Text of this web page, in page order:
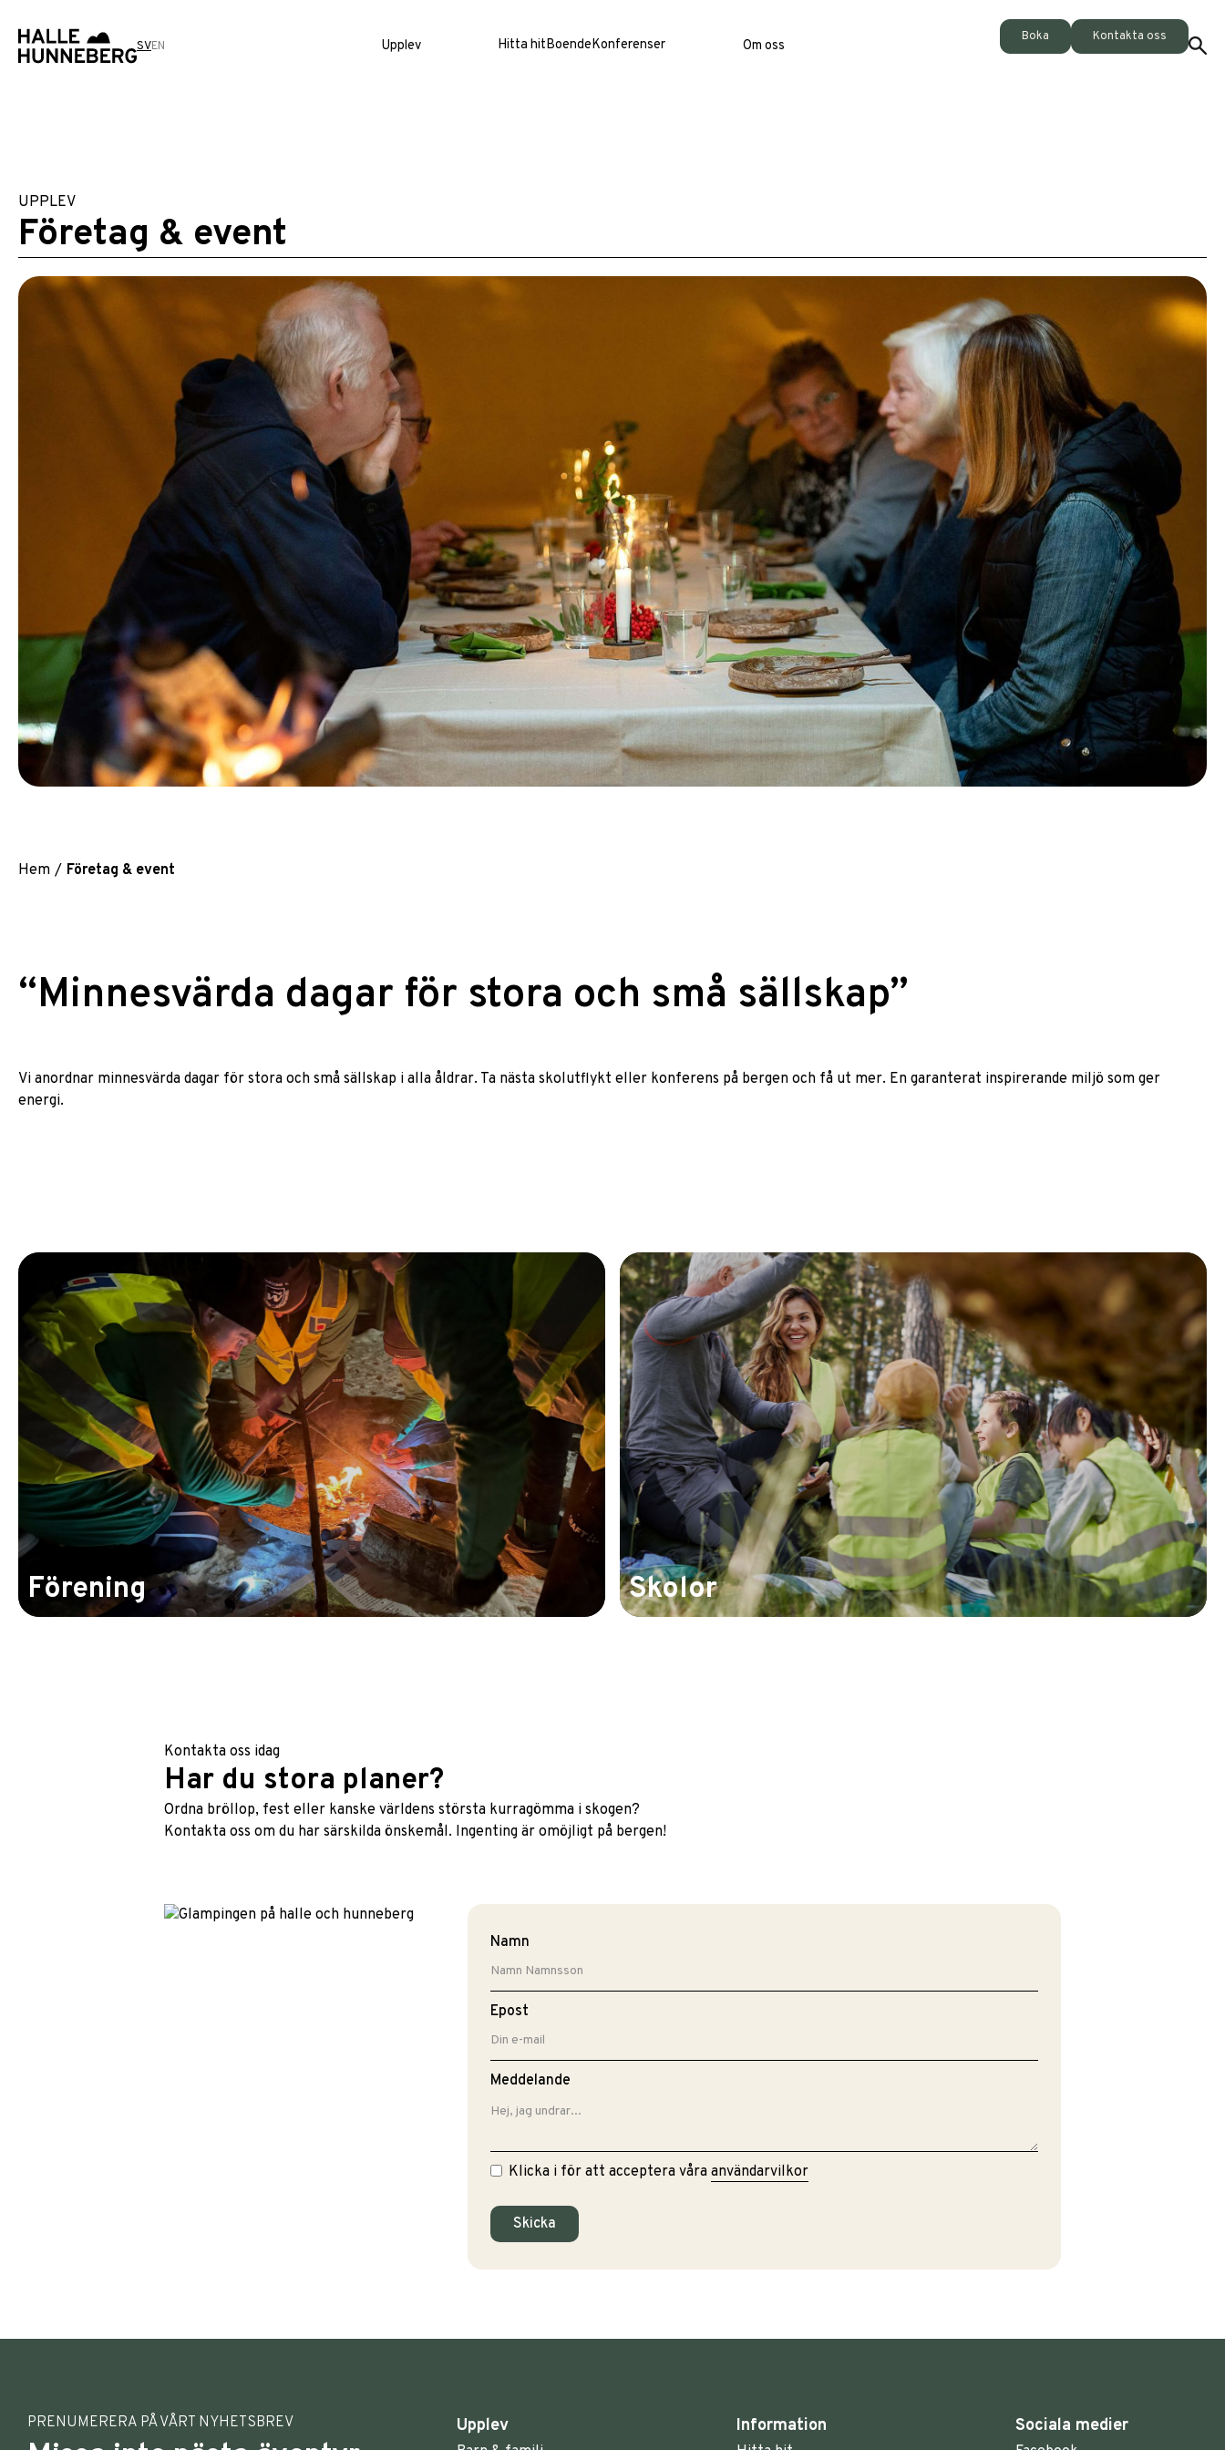
SVEN Upplev Hitta hitBoendeKonferenser Om oss
Boka Kontakta oss
UPPLEV
Företag & event
Hem / Företag & event
“Minnesvärda dagar för stora och små sällskap”
Vi anordnar minnesvärda dagar för stora och små sällskap i alla åldrar. Ta nästa skolutflykt eller konferens på bergen och få ut mer. En garanterat inspirerande miljö som ger
energi.
Förening Skolor
Kontakta oss idag
Har du stora planer?
Ordna bröllop, fest eller kanske världens största kurragömma i skogen?
Kontakta oss om du har särskilda önskemål. Ingenting är omöjligt på bergen!
Namn
Epost
Meddelande
Klicka i för att acceptera våraanvändarvilkor
PRENUMERERA PÅ VÅRT NYHETSBREV Upplev Information Sociala medier